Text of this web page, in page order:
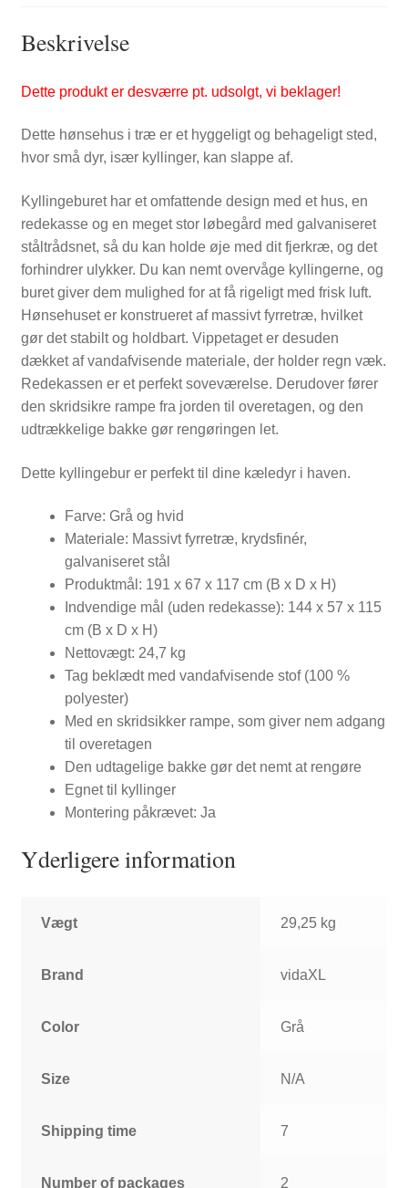
Beskrivelse
Dette produkt er desværre pt. udsolgt, vi beklager!
Dette hønsehus i træ er et hyggeligt og behageligt sted,
hvor små dyr, især kyllinger, kan slappe af.
Kyllingeburet har et omfattende design med et hus, en
redekasse og en meget stor løbegård med galvaniseret
ståltrådsnet, så du kan holde øje med dit fjerkræ, og det
forhindrer ulykker. Du kan nemt overvåge kyllingerne, og
buret giver dem mulighed for at få rigeligt med frisk luft.
Hønsehuset er konstrueret af massivt fyrretræ, hvilket
gør det stabilt og holdbart. Vippetaget er desuden
dækket af vandafvisende materiale, der holder regn væk.
Redekassen er et perfekt soveværelse. Derudover fører
den skridsikre rampe fra jorden til overetagen, og den
udtrækkelige bakke gør rengøringen let.
Dette kyllingebur er perfekt til dine kæledyr i haven.
Farve: Grå og hvid
Materiale: Massivt fyrretræ, krydsfinér,
galvaniseret stål
Produktmål: 191 x 67 x 117 cm (B x D x H)
Indvendige mål (uden redekasse): 144 x 57 x 115
cm (B x D x H)
Nettovægt: 24,7 kg
Tag beklædt med vandafvisende stof (100 %
polyester)
Med en skridsikker rampe, som giver nem adgang
til overetagen
Den udtagelige bakke gør det nemt at rengøre
Egnet til kyllinger
Montering påkrævet: Ja
Yderligere information
Vægt 29,25 kg
Brand vidaXL
Color Grå
Size N/A
Shipping time 7
Number of packages 2